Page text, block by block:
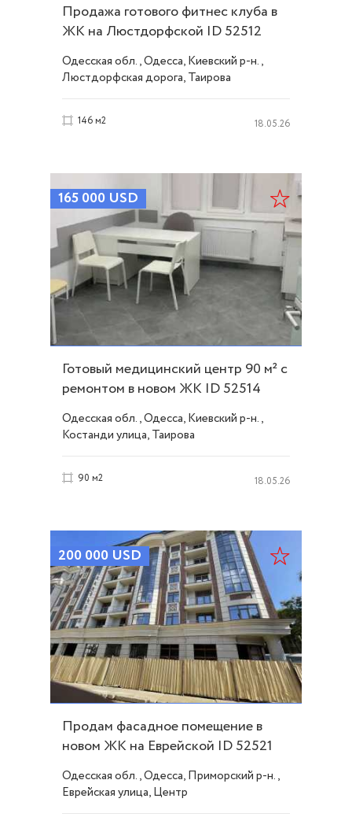
Продажа готового фитнес клуба в
ЖК на Люстдорфской ID 52512
Одесская обл., Одесса, Киевский р-н.,
Люстдорфская дорога, Таирова
146 м2 18.05.26
165 000 USD
Готовый медицинский центр 90 м² с
ремонтом в новом ЖК ID 52514
Одесская обл., Одесса, Киевский р-н.,
Костанди улица, Таирова
90 м2 18.05.26
200 000 USD
Продам фасадное помещение в
новом ЖК на Еврейской ID 52521
Одесская обл., Одесса, Приморский р-н.,
Еврейская улица, Центр